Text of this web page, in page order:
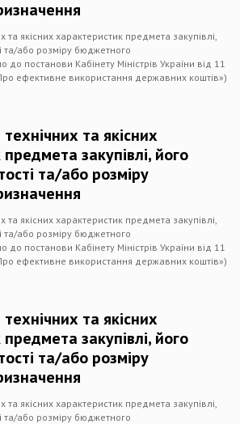
та якісних характеристик предмета закупівлі,
та/або розміру бюджетного
до постанови Кабінету Міністрів України від 11
ефективне використання державних коштів»)
та якісних
закупівлі, його
та/або розміру
та якісних характеристик предмета закупівлі,
та/або розміру бюджетного
до постанови Кабінету Міністрів України від 11
ефективне використання державних коштів»)
та якісних
закупівлі, його
та/або розміру
та якісних характеристик предмета закупівлі,
та/або розміру бюджетного